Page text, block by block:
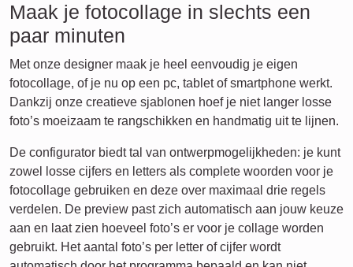
Maak je fotocollage in slechts een
paar minuten
Met onze designer maak je heel eenvoudig je eigen
fotocollage, of je nu op een pc, tablet of smartphone werkt.
Dankzij onze creatieve sjablonen hoef je niet langer losse
foto’s moeizaam te rangschikken en handmatig uit te lijnen.
De configurator biedt tal van ontwerpmogelijkheden: je kunt
zowel losse cijfers en letters als complete woorden voor je
fotocollage gebruiken en deze over maximaal drie regels
verdelen. De preview past zich automatisch aan jouw keuze
aan en laat zien hoeveel foto’s er voor je collage worden
gebruikt. Het aantal foto’s per letter of cijfer wordt